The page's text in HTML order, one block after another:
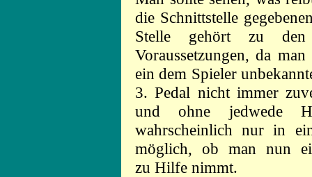
die Schnittstelle
Stelle gehört zu den
Voraussetzungen, da
ein dem Spieler
3. Pedal nicht immer
und ohne jedwede
wahrscheinlich nur in
möglich, ob man nun
zu Hilfe nimmt.